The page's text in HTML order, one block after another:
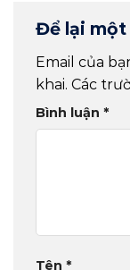
Để lại một
Email của
khai. Các
Bình luận *
Tên *